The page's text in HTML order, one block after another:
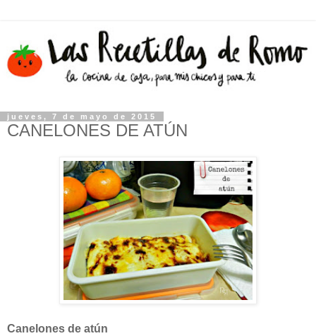
jueves, 7 de mayo de 2015
CANELONES DE ATÚN
Canelones de atún